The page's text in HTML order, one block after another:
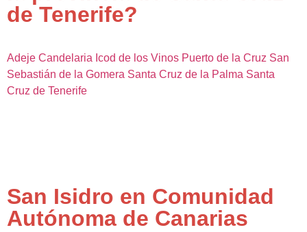
de Tenerife?
Adeje Candelaria Icod de los Vinos Puerto de la Cruz San
Sebastián de la Gomera Santa Cruz de la Palma Santa
Cruz de Tenerife
San Isidro en Comunidad
Autónoma de Canarias